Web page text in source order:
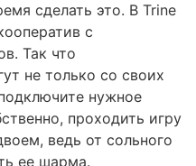
сделать это. В Trine
с
Так что
не только со своих
нужное
проходить игру
ведь от сольного
ее шарма.